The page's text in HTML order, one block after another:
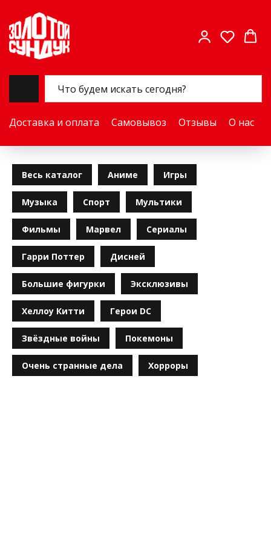
Доставка и оплата Самовывоз Отзывы О нас
Весь каталог Аниме Игры
Музыка Спорт Мультики
Фильмы Марвел Сериалы
Гарри Поттер Дисней
Большие фигурки Эксклюзивы
Хеллоу Китти Герои DC
Звёздные войны Покемоны
Очень странные дела Хорроры